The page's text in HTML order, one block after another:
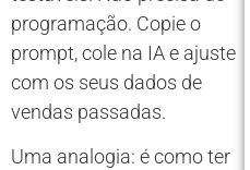
programação. Copie o
prompt, cole na IA e ajuste
com os seus dados de
vendas passadas.
Uma analogia: é como ter